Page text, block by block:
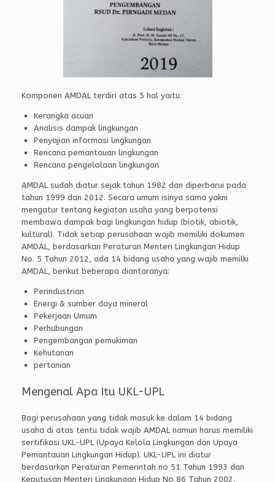
Komponen AMDAL terdiri atas 5 hal yaitu:
Kerangka acuan
Analisis dampak lingkungan
Penyajian informasi lingkungan
Rencana pemantauan lingkungan
Rencana pengelolaan lingkungan
AMDAL sudah diatur sejak tahun 1982 dan diperbarui pada
tahun 1999 dan 2012. Secara umum isinya sama yakni
mengatur tentang kegiatan usaha yang berpotensi
membawa dampak bagi lingkungan hidup (biotik, abiotik,
kultural). Tidak setiap perusahaan wajib memiliki dokumen
AMDAL, berdasarkan Peraturan Menteri Lingkungan Hidup
No. 5 Tahun 2012, ada 14 bidang usaha yang wajib memilki
AMDAL, berikut beberapa diantaranya:
Perindustrian
Energi & sumber daya mineral
Pekerjaan Umum
Perhubungan
Pengembangan pemukiman
Kehutanan
pertanian
Mengenal Apa Itu UKL-UPL
Bagi perusahaan yang tidak masuk ke dalam 14 bidang
usaha di atas tentu tidak wajib AMDAL namun harus memiliki
sertifikasi UKL-UPL (Upaya Kelola Lingkungan dan Upaya
Pemantauan Lingkungan Hidup). UKL-UPL ini diatur
berdasarkan Peraturan Pemerintah no 51 Tahun 1993 dan
Keputusan Menteri Lingkungan Hidup No 86 Tahun 2002.